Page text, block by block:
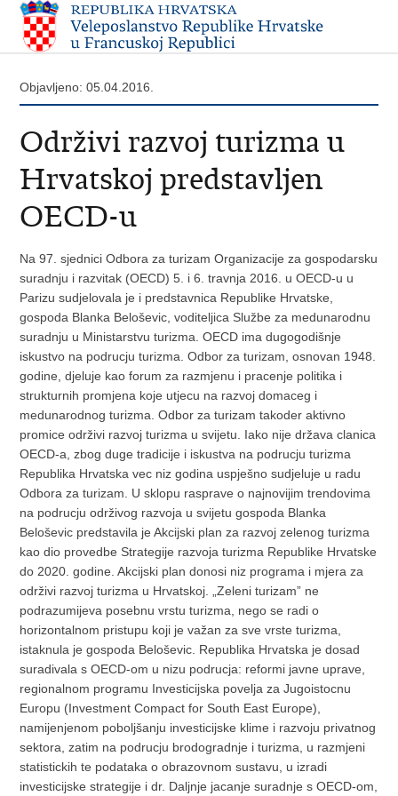
Objavljeno: 05.04.2016.
Održivi razvoj turizma u
Hrvatskoj predstavljen
OECD-u
Na 97. sjednici Odbora za turizam Organizacije za gospodarsku
suradnju i razvitak (OECD) 5. i 6. travnja 2016. u OECD-u u
Parizu sudjelovala je i predstavnica Republike Hrvatske,
gospoda Blanka Beloševic, voditeljica Službe za medunarodnu
suradnju u Ministarstvu turizma. OECD ima dugogodišnje
iskustvo na podrucju turizma. Odbor za turizam, osnovan 1948.
godine, djeluje kao forum za razmjenu i pracenje politika i
strukturnih promjena koje utjecu na razvoj domaceg i
medunarodnog turizma. Odbor za turizam takoder aktivno
promice održivi razvoj turizma u svijetu. Iako nije država clanica
OECD-a, zbog duge tradicije i iskustva na podrucju turizma
Republika Hrvatska vec niz godina uspješno sudjeluje u radu
Odbora za turizam. U sklopu rasprave o najnovijim trendovima
na podrucju održivog razvoja u svijetu gospoda Blanka
Beloševic predstavila je Akcijski plan za razvoj zelenog turizma
kao dio provedbe Strategije razvoja turizma Republike Hrvatske
do 2020. godine. Akcijski plan donosi niz programa i mjera za
održivi razvoj turizma u Hrvatskoj. „Zeleni turizam” ne
podrazumijeva posebnu vrstu turizma, nego se radi o
horizontalnom pristupu koji je važan za sve vrste turizma,
istaknula je gospoda Beloševic. Republika Hrvatska je dosad
suradivala s OECD-om u nizu podrucja: reformi javne uprave,
regionalnom programu Investicijska povelja za Jugoistocnu
Europu (Investment Compact for South East Europe),
namijenjenom poboljšanju investicijske klime i razvoju privatnog
sektora, zatim na podrucju brodogradnje i turizma, u razmjeni
statistickih te podataka o obrazovnom sustavu, u izradi
investicijske strategije i dr. Daljnje jacanje suradnje s OECD-om,